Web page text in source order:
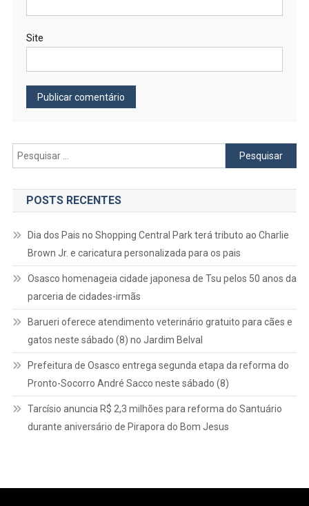
Site
Pesquisar
por:
POSTS RECENTES
Dia dos Pais no Shopping Central Park terá tributo ao Charlie
Brown Jr. e caricatura personalizada para os pais
Osasco homenageia cidade japonesa de Tsu pelos 50 anos da
parceria de cidades-irmãs
Barueri oferece atendimento veterinário gratuito para cães e
gatos neste sábado (8) no Jardim Belval
Prefeitura de Osasco entrega segunda etapa da reforma do
Pronto-Socorro André Sacco neste sábado (8)
Tarcísio anuncia R$ 2,3 milhões para reforma do Santuário
durante aniversário de Pirapora do Bom Jesus